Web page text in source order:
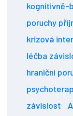
kognitivně-
poruchy
krizová
léčba
hraniční
závislost